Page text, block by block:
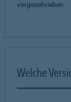
vorgeschrieben.
Welche